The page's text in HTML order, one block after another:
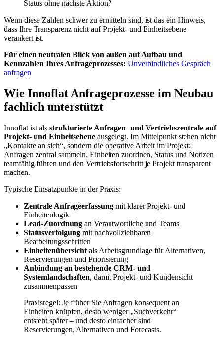
Status ohne nächste Aktion?
Wenn diese Zahlen schwer zu ermitteln sind, ist das ein Hinweis,
dass Ihre Transparenz nicht auf Projekt- und Einheitsebene
verankert ist.
Für einen neutralen Blick von außen auf Aufbau und
Kennzahlen Ihres Anfrageprozesses: Unverbindliches Gespräch
anfragen
Wie Innoflat Anfrageprozesse im Neubau
fachlich unterstützt
Innoflat ist als strukturierte Anfragen- und Vertriebszentrale auf
Projekt- und Einheitsebene ausgelegt. Im Mittelpunkt stehen nicht
„Kontakte an sich“, sondern die operative Arbeit im Projekt:
Anfragen zentral sammeln, Einheiten zuordnen, Status und Notizen
teamfähig führen und den Vertriebsfortschritt je Projekt transparent
machen.
Typische Einsatzpunkte in der Praxis:
Zentrale Anfrageerfassung mit klarer Projekt- und
Einheitenlogik
Lead-Zuordnung an Verantwortliche und Teams
Statusverfolgung mit nachvollziehbaren
Bearbeitungsschritten
Einheitenübersicht als Arbeitsgrundlage für Alternativen,
Reservierungen und Priorisierung
Anbindung an bestehende CRM- und
Systemlandschaften, damit Projekt- und Kundensicht
zusammenpassen
Praxisregel: Je früher Sie Anfragen konsequent an
Einheiten knüpfen, desto weniger „Suchverkehr“
entsteht später – und desto einfacher sind
Reservierungen, Alternativen und Forecasts.